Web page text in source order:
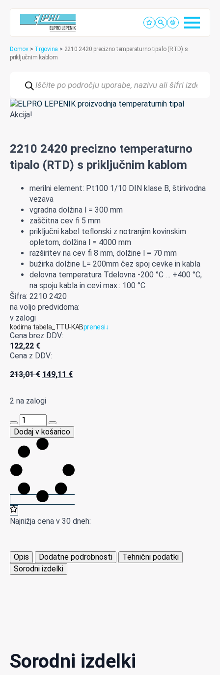
Domov > Trgovina > 2210 2420 precizno temperaturno tipalo (RTD) s
priključnim kablom
search
Akcija!
2210 2420 precizno temperaturno
tipalo (RTD) s priključnim kablom
merilni element: Pt100 1/10 DIN klase B, štirivodna
vezava
vgradna dolžina l = 300 mm
zaščitna cev fi 5 mm
priključni kabel teflonski z notranjim kovinskim
opletom, dolžina l = 4000 mm
razširitev na cev fi 8 mm, dolžine l = 70 mm
bužirka dolžine L= 200mm čez spoj cevke in kabla
delovna temperatura Tdelovna -200 °C … +400 °C,
na spoju kabla in cevi max.: 100 °C
Šifra: 2210 2420
na voljo predvidoma:
v zalogi
kodirna tabela_TTU-KABprenesi↓
Cena brez DDV:
122,22 €
Cena z DDV:
213,01€ Izvirna
je
bila:
213,01 €.
149,11 €Trenutna
2 na zalogi
2210
2420
precizno
temperaturno
tipalo
(RTD)
priključnim
kablom
količina
Dodaj v košarico
Najnižja cena v 30 dneh:
Opis Dodatne podrobnosti
Tehnični podatki
Sorodni izdelki
Sorodni izdelki